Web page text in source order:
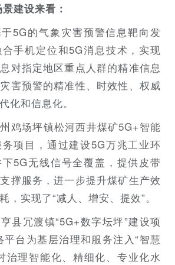
建设来看：
5G的气象灾害预警信息靶向发
手机定位和5G消息技术，实现
对指定地区重点人群的精准信息
害预警的精准性、时效性、权威
化和信息化。
鸡场坪镇松河西井煤矿5G+智能
项目，通过建设5G万兆工业环
5G无线信号全覆盖，提供皮带
撑服务，进一步提升煤矿生产效
，实现了“减人、增安、提效”。
县冗渡镇“5G+数字坛坪”建设项
平台为基层治理和服务注入“智慧
治理智能化、精细化、专业化水